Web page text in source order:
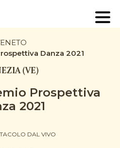
Danza 2021
(VE)
Prospettiva
2021
DAL VIVO